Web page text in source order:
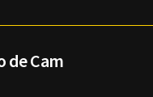
de Cam